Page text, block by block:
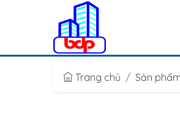
Trang chủ Sản phẩm